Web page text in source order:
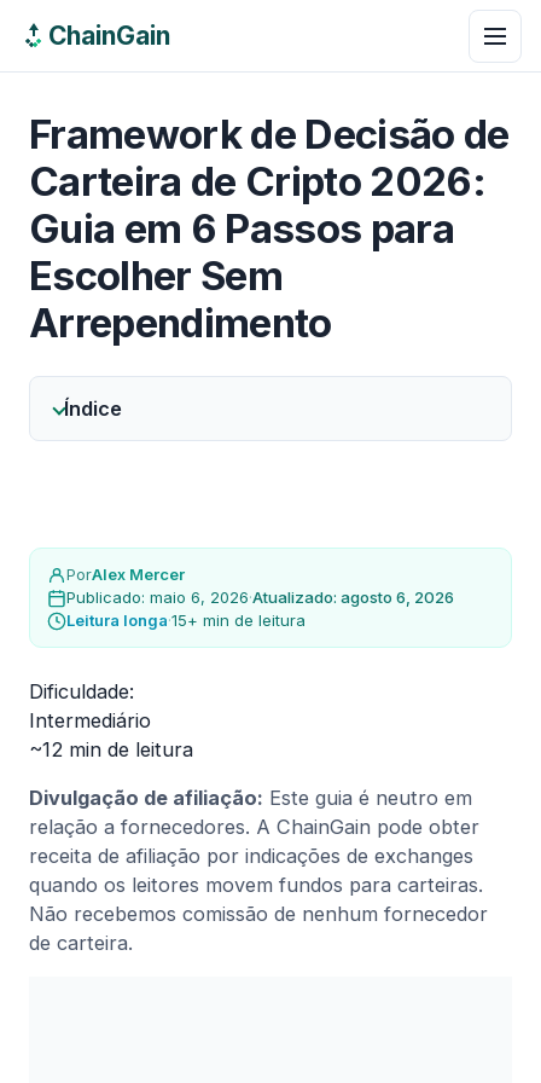
ChainGain
Framework de Decisão de
Carteira de Cripto 2026:
Guia em 6 Passos para
Escolher Sem
Arrependimento
Índice
PorAlex Mercer
Publicado: maio 6, 2026·Atualizado: agosto 6, 2026
Leitura longa·15+ min de leitura
Dificuldade:
Intermediário
~12 min de leitura
Divulgação de afiliação: Este guia é neutro em
relação a fornecedores. A ChainGain pode obter
receita de afiliação por indicações de exchanges
quando os leitores movem fundos para carteiras.
Não recebemos comissão de nenhum fornecedor
de carteira.